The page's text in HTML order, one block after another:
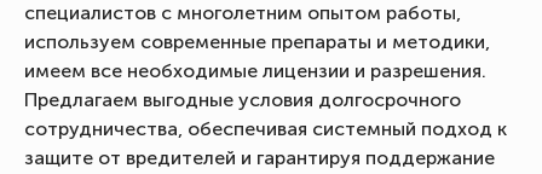
специалистов с многолетним опытом работы,
используем современные препараты и методики,
имеем все необходимые лицензии и разрешения.
Предлагаем выгодные условия долгосрочного
сотрудничества, обеспечивая системный подход к
защите от вредителей и гарантируя поддержание